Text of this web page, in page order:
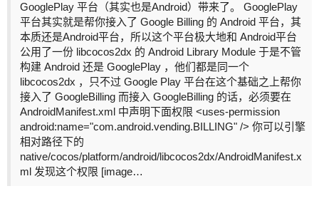
GooglePlay 平台（其实也是Android）带来了。 GooglePlay
平台其实就是帮你接入了 Google Billing 的 Android 平台，其
本质还是Android平台，所以这个平台极大地和 Android平台
公用了一份 libcocos2dx 的 Android Library Module 于是不管
构建 Android 还是 GooglePlay ，他们都是同一个
libcocos2dx ，只不过 Google Play 平台在这个基础之上帮你
接入了 GoogleBilling 而接入 GoogleBilling 的话，必须要在
AndroidManifest.xml 中声明下面权限 <uses-permission
android:name="com.android.vending.BILLING" /> 你可以引擎
相对路径下的
native/cocos/platform/android/libcocos2dx/AndroidManifest.x
ml 发现这个权限 [image…